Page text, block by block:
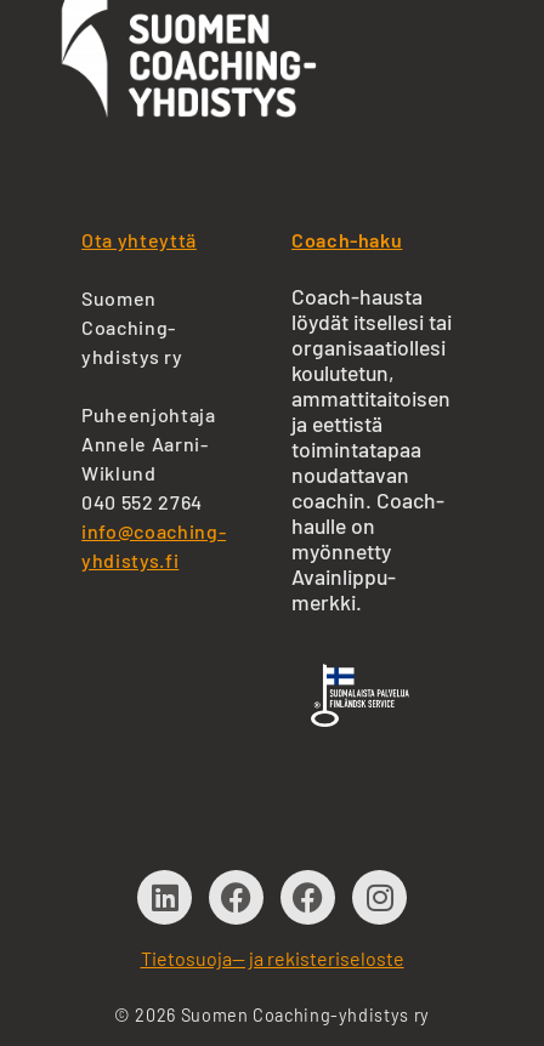
Ota yhteyttä
Suomen
Coaching-
yhdistys ry
Puheenjohtaja
Annele Aarni-
Wiklund
040 552 2764
info@coaching-
yhdistys.fi
Coach-haku
Coach-hausta
löydät itsellesi tai
organisaatiollesi
koulutetun,
ammattitaitoisen
ja eettistä
toimintatapaa
noudattavan
coachin. Coach-
haulle on
myönnetty
Avainlippu-
merkki.
Tietosuoja— ja rekisteriseloste
© 2026 Suomen Coaching-yhdistys ry